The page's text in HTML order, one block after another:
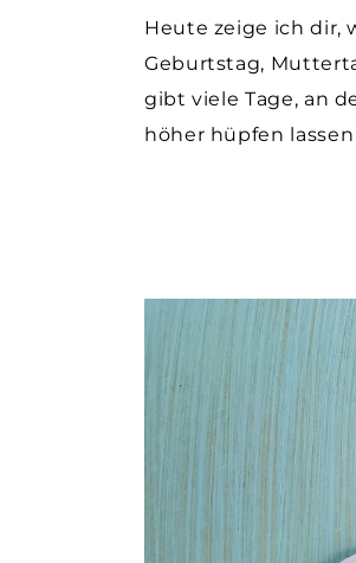
Heute zeige ich dir,
Geburtstag,
gibt viele Tage, an
höher hüpfen